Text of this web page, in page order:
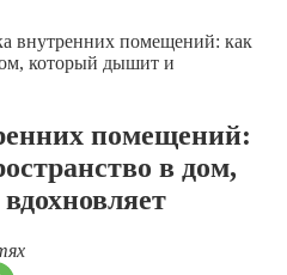
внутренних помещений: как
который дышит и
помещений:
в дом,